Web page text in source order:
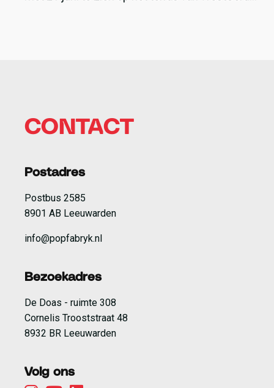
CONTACT
Postadres
Postbus 2585
8901 AB Leeuwarden
info@popfabryk.nl
Bezoekadres
De Doas - ruimte 308
Cornelis Trooststraat 48
8932 BR Leeuwarden
Volg ons